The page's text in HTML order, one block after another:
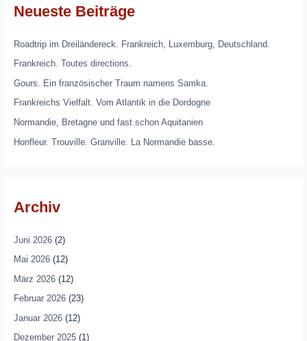
Neueste Beiträge
Roadtrip im Dreiländereck. Frankreich, Luxemburg, Deutschland.
Frankreich. Toutes directions.
Gours. Ein französischer Traum namens Samka.
Frankreichs Vielfalt. Vom Atlantik in die Dordogne
Normandie, Bretagne und fast schon Aquitanien
Honfleur. Trouville. Granville. La Normandie basse.
Archiv
Juni 2026(2)
Mai 2026(12)
März 2026(12)
Februar 2026(23)
Januar 2026(12)
Dezember 2025(1)